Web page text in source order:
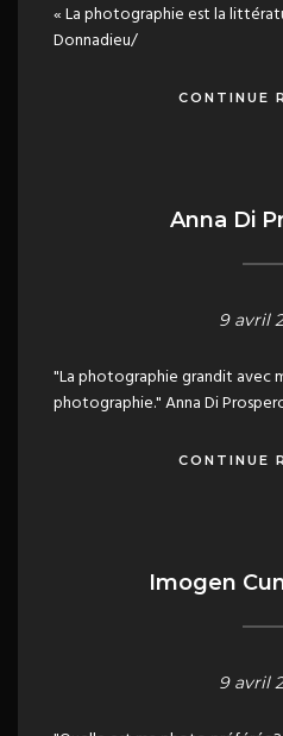
« La photographie est la
Donnadieu/
CONTINUE
Anna Di
9 avril
"La photographie grandit avec
photographie." Anna Di
CONTINUE
Imogen
9 avril